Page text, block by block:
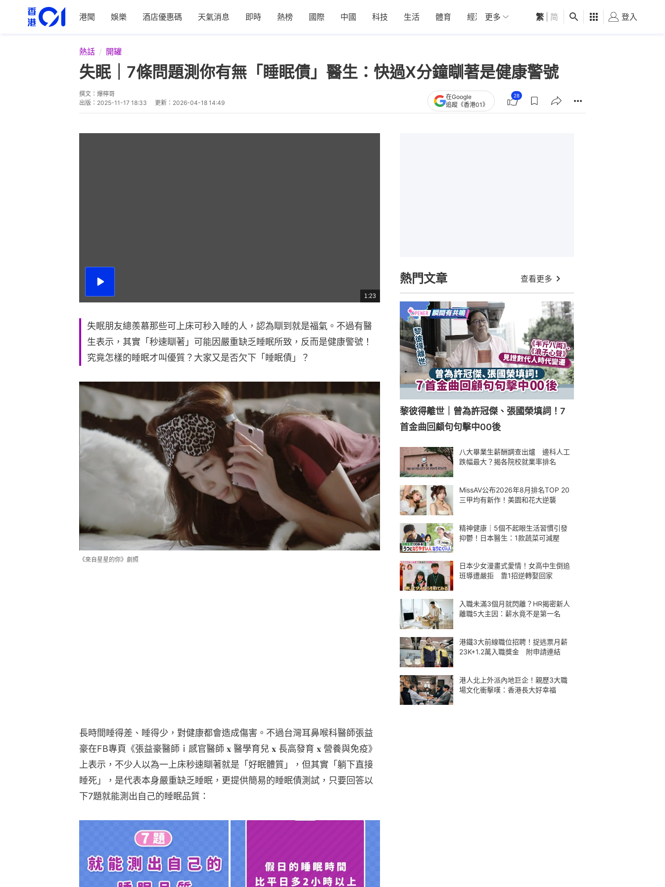
港聞 娛樂 酒店優惠碼 天氣消息 即時 熱榜 國際 中國 科技 生活 體育 經濟 01深圳 觀點 健康 好食玩飛
更多 繁 简 登入
熱話 開罐
失眠｜7條問題測你有無「睡眠債」醫生：快過X分鐘瞓著是健康警號
撰文： 爆檸哥
出版： 2025-11-17 18:33 更新： 2026-04-18 14:49
在Google
追蹤《香港01》
28
播
總
共
1:23
失眠朋友總羨慕那些可上床可秒入睡的人，認為瞓到就是福氣。不過有醫
生表示，其實「秒速瞓著」可能因嚴重缺乏睡眠所致，反而是健康警號！
究竟怎樣的睡眠才叫優質？大家又是否欠下「睡眠債」？
《來自星星的你》劇照
長時間睡得差、睡得少，對健康都會造成傷害。不過台灣耳鼻喉科醫師張益
豪在FB專頁《張益豪醫師ｉ感官醫師 𝐱 醫學育兒 𝐱 長高發育 𝐱 營養與免疫》
上表示，不少人以為一上床秒速瞓著就是「好眠體質」，但其實「躺下直接
睡死」，是代表本身嚴重缺乏睡眠，更提供簡易的睡眠債測試，只要回答以
下7題就能測出自己的睡眠品質：
熱門文章 查看更多
黎彼得離世｜曾為許冠傑、張國榮填詞！7
首金曲回顧句句擊中00後
八大畢業生薪酬調查出爐 邊科人工
跌幅最大？揭各院校就業率排名
MissAV公布2026年8月排名TOP 20
三甲均有新作！美園和花大逆襲
精神健康｜5個不起眼生活習慣引發
抑鬱！日本醫生：1款蔬菜可減壓
日本少女漫畫式愛情！女高中生倒追
班導遭嚴拒 靠1招逆轉娶回家
入職未滿3個月就閃離？HR揭密新人
離職5大主因：薪水竟不是第一名
港鐵3大前線職位招聘！捉逃票月薪
23K+1.2萬入職獎金 附申請連結
港人北上外派內地巨企！親歷3大職
場文化衝擊嘆：香港長大好幸福